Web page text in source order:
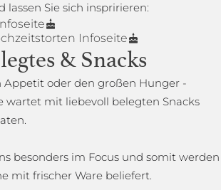
lassen Sie sich inspririeren:
Infoseite
& Snacks
oder den großen Hunger -
wartet mit liebevoll belegten Snacks
besonders im Focus und somit werden
mit frischer Ware beliefert.